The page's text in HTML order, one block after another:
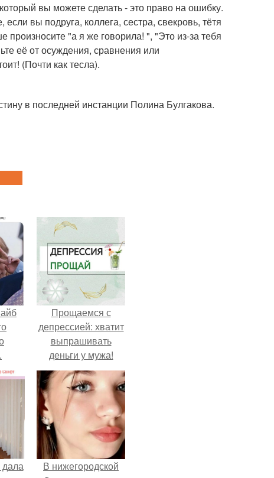
вы можете сделать - это право на ошибку.
вы подруга, коллега, сестра, свекровь, тётя
"а я же говорила! ", "Это из-за тебя
её от осуждения, сравнения или
(Почти как тесла).
в последней инстанции Полина Булгакова.
Прощаемся с
депрессией: хватит
выпрашивать
деньги у мужа!
В нижегородской